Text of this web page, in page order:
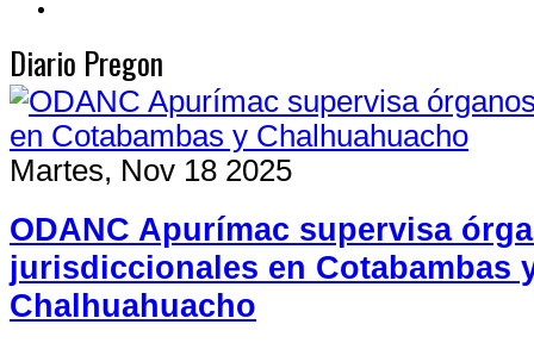
Actualizado 06 Ago 2026
Orgullo andahuaylino:
Diario Pregon
Martes, Nov 18 2025
ODANC Apurímac supervisa
jurisdiccionales en Cotabambas
Chalhuahuacho